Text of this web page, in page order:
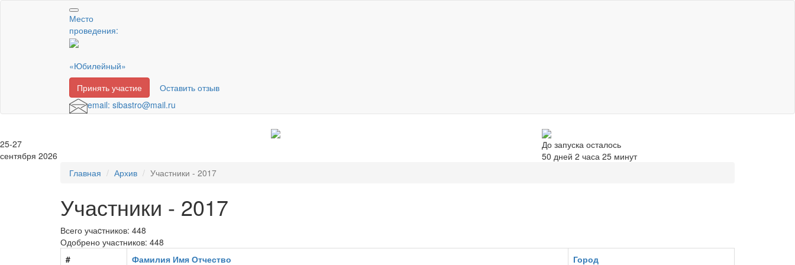
Место
проведения:
«Юбилейный»
Принять участие
Оставить отзыв
email: sibastro@mail.ru
25-27
сентября 2026
До запуска осталось
50 дней 2 часа 25 минут
Главная
Архив Участники - 2017
Участники - 2017
Всего учаcтников: 448
Одобрено участников: 448
#
Фамилия Имя Отчество
Город